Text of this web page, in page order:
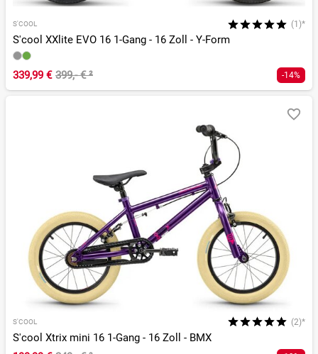
S'COOL (1)*
S'cool XXlite EVO 16 1-Gang - 16 Zoll - Y-Form
339,99 € 399,- €² -14%
S'COOL (2)*
S'cool Xtrix mini 16 1-Gang - 16 Zoll - BMX